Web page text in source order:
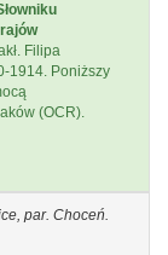
Filipa
1914. Poniższy
(OCR).
par. Choceń.